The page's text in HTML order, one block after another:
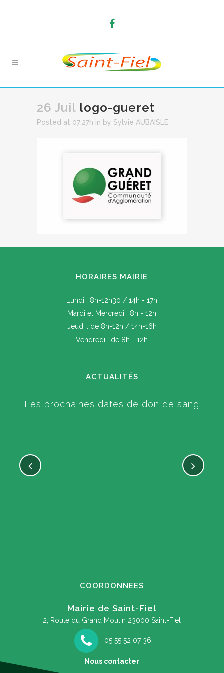
26 Juil logo-gueret
Posted at 07:27h in by Sylvie AUBAISLE
HORAIRES MAIRIE
Lundi : 8h-12h30 / 14h - 17h
Mardi et Mercredi : 8h - 12h
Jeudi : de 8h-12h / 14h-16h
Vendredi : de 8h - 12h
ACTUALITÉS
Les prochaines dates de don de sang
COORDONNEES
Mairie de Saint-Fiel
2, Route du Grand Moulin 23000 Saint-Fiel
05 55 52 07 36
Nous contacter